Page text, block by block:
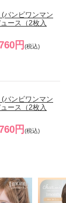
バンビワンマン
ース（2枚入
円 (税込)
バンビワンマン
ース（2枚入
円 (税込)